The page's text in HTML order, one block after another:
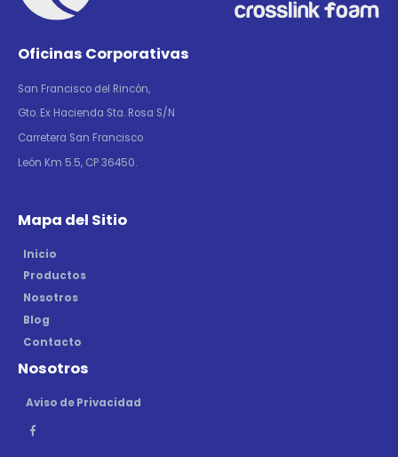
Oficinas Corporativas
San Francisco del Rincón,
Gto. Ex Hacienda Sta. Rosa S/N
Carretera San Francisco
León Km 5.5, CP 36450.
Mapa del Sitio
Inicio
Productos
Nosotros
Blog
Contacto
Nosotros
Aviso de Privacidad